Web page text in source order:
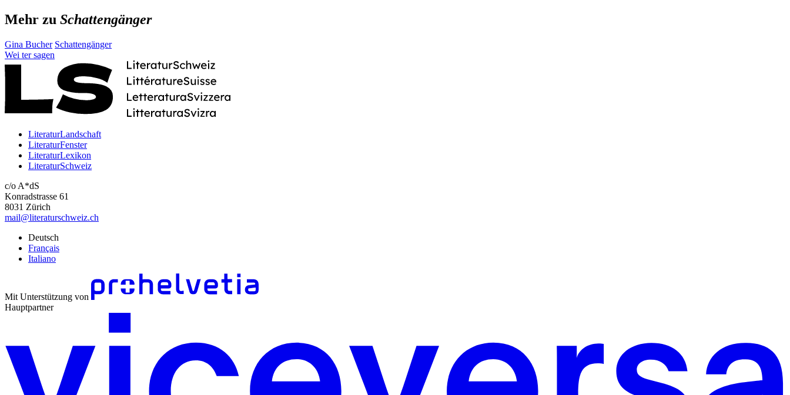
Mehr zu Schattengänger
Gina Bucher Schattengänger
Wei ter sagen
LiteraturLandschaft
LiteraturFenster
LiteraturLexikon
LiteraturSchweiz
c/o A*dS
Konradstrasse 61
8031 Zürich
mail@literaturschweiz.ch
Deutsch
Français
Italiano
Mit Unterstützung von
Hauptpartner